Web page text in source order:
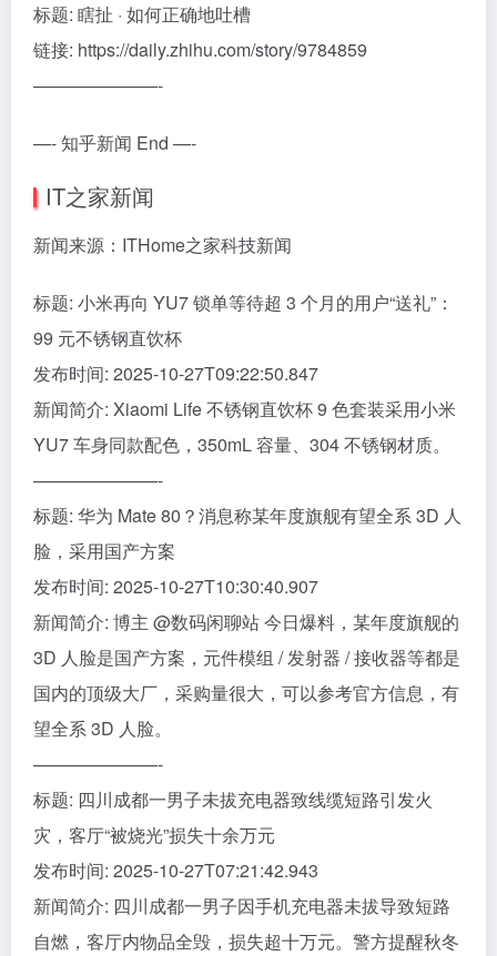
标题: 瞎扯 · 如何正确地吐槽
链接: https://daily.zhihu.com/story/9784859
———————-
—- 知乎新闻 End —-
IT之家新闻
新闻来源：ITHome之家科技新闻
标题: 小米再向 YU7 锁单等待超 3 个月的用户“送礼”：
99 元不锈钢直饮杯
发布时间: 2025-10-27T09:22:50.847
新闻简介: Xiaomi Life 不锈钢直饮杯 9 色套装采用小米
YU7 车身同款配色，350mL 容量、304 不锈钢材质。
———————-
标题: 华为 Mate 80？消息称某年度旗舰有望全系 3D 人
脸，采用国产方案
发布时间: 2025-10-27T10:30:40.907
新闻简介: 博主 @数码闲聊站 今日爆料，某年度旗舰的
3D 人脸是国产方案，元件模组 / 发射器 / 接收器等都是
国内的顶级大厂，采购量很大，可以参考官方信息，有
望全系 3D 人脸。
———————-
标题: 四川成都一男子未拔充电器致线缆短路引发火
灾，客厅“被烧光”损失十余万元
发布时间: 2025-10-27T07:21:42.943
新闻简介: 四川成都一男子因手机充电器未拔导致短路
自燃，客厅内物品全毁，损失超十万元。警方提醒秋冬